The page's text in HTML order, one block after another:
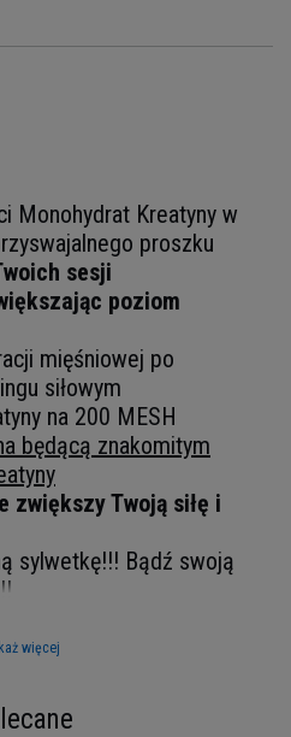
Monohydrat Kreatyny w
proszku
sesji
poziom
mięśniowej po
siłowym
na 200 MESH
będącą znakomitym
zwiększy Twoją siłę i
sylwetkę!!! Bądź swoją
więcej